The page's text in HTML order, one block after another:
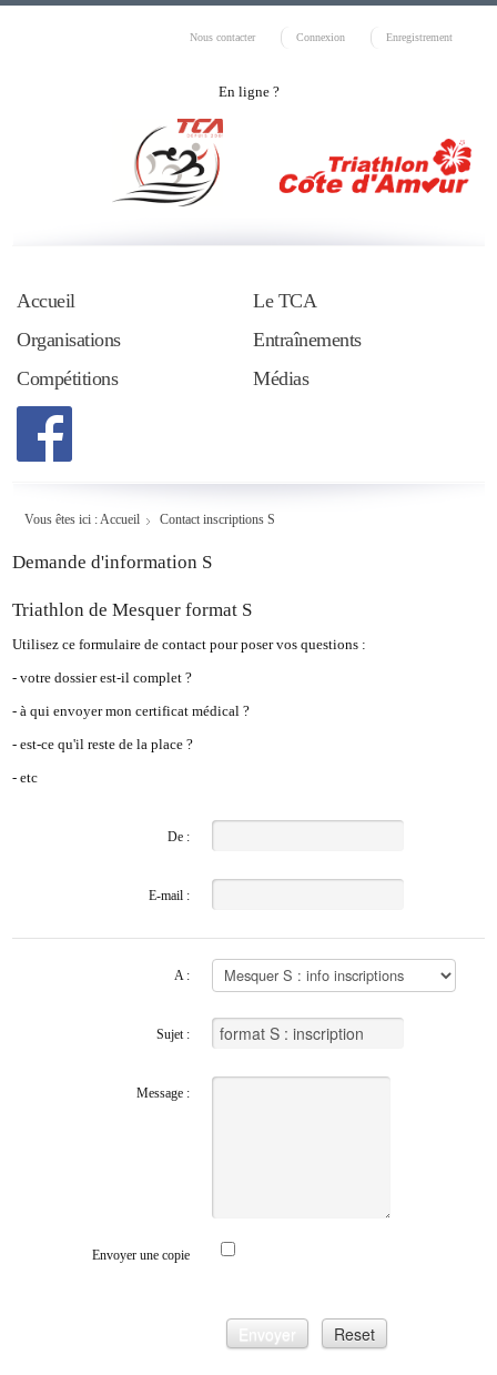
Nous contacter Connexion Enregistrement
En ligne ?
Accueil
Le TCA
Organisations
Entraînements
Compétitions
Médias
Vous êtes ici :Accueil Contact inscriptions S
Demande d'information S
Triathlon de Mesquer format S
Utilisez ce formulaire de contact pour poser vos questions :
- votre dossier est-il complet ?
- à qui envoyer mon certificat médical ?
- est-ce qu'il reste de la place ?
- etc
De :
E-mail :
A :
Sujet :
Message :
Envoyer une copie
Envoyer Reset